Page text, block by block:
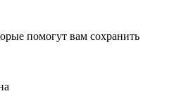
помогут вам сохранить